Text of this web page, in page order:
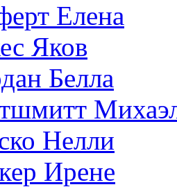
Елена
Яков
Белла
Нелли
Ирене